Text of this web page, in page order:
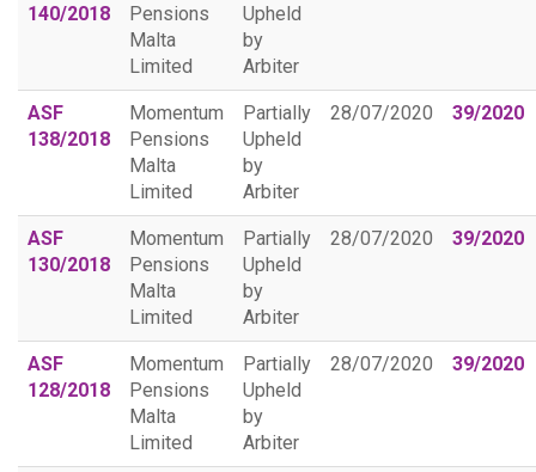
140/2018
Pensions
Malta
Limited
Upheld
by
Arbiter
ASF
138/2018
Momentum
Pensions
Malta
Limited
Partially
Upheld
by
Arbiter
28/07/2020 39/2020
ASF
130/2018
Momentum
Pensions
Malta
Limited
Partially
Upheld
by
Arbiter
28/07/2020 39/2020
ASF
128/2018
Momentum
Pensions
Malta
Limited
Partially
Upheld
by
Arbiter
28/07/2020 39/2020